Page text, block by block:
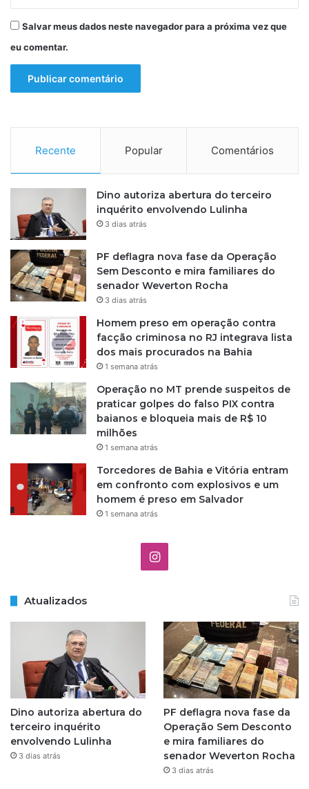
m
e
p
r
r
m
ã
Salvar meus dados neste navegador para a próxima vez que
eu comentar.
Recente Popular Comentários
Dino autoriza abertura do terceiro
inquérito envolvendo Lulinha
3 dias atrás
PF deflagra nova fase da Operação
Sem Desconto e mira familiares do
senador Weverton Rocha
3 dias atrás
Homem preso em operação contra
facção criminosa no RJ integrava lista
dos mais procurados na Bahia
1 semana atrás
Operação no MT prende suspeitos de
praticar golpes do falso PIX contra
baianos e bloqueia mais de R$ 10
milhões
1 semana atrás
Torcedores de Bahia e Vitória entram
em confronto com explosivos e um
homem é preso em Salvador
1 semana atrás
I
t
a
g
r
a
m
Atualizados
Dino autoriza abertura do
terceiro inquérito
envolvendo Lulinha
3 dias atrás
PF deflagra nova fase da
Operação Sem Desconto
e mira familiares do
senador Weverton Rocha
3 dias atrás